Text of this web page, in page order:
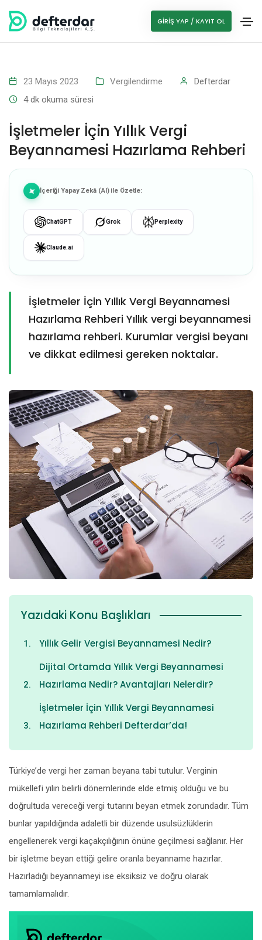
GIRIŞ YAP / KAYIT OL
23 Mayıs 2023 Vergilendirme
Defterdar
4dk okuma süresi
İşletmeler İçin Yıllık Vergi
Beyannamesi Hazırlama Rehberi
İçeriği Yapay Zekâ (AI) ile Özetle:
ChatGPT Grok Perplexity
Claude.ai
İşletmeler İçin Yıllık Vergi Beyannamesi
Hazırlama Rehberi Yıllık vergi beyannamesi
hazırlama rehberi. Kurumlar vergisi beyanı
ve dikkat edilmesi gereken noktalar.
Yazıdaki Konu Başlıkları
Yıllık Gelir Vergisi Beyannamesi Nedir?
Dijital Ortamda Yıllık Vergi Beyannamesi
Hazırlama Nedir? Avantajları Nelerdir?
İşletmeler İçin Yıllık Vergi Beyannamesi
Hazırlama Rehberi Defterdar’da!
Türkiye’de vergi her zaman beyana tabi tutulur. Verginin
mükellefi yılın belirli dönemlerinde elde etmiş olduğu ve bu
doğrultuda vereceği vergi tutarını beyan etmek zorundadır. Tüm
bunlar yapıldığında adaletli bir düzende usulsüzlüklerin
engellenerek vergi kaçakçılığının önüne geçilmesi sağlanır. Her
bir işletme beyan ettiği gelire oranla beyanname hazırlar.
Hazırladığı beyannameyi ise eksiksiz ve doğru olarak
tamamlamalıdır.